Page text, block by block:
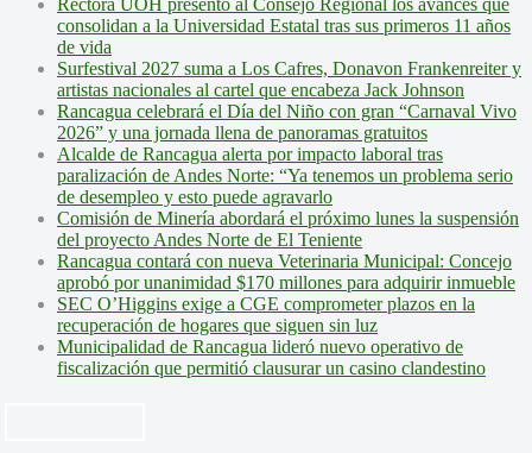
Rectora UOH presentó al Consejo Regional los avances que
consolidan a la Universidad Estatal tras sus primeros 11 años
de vida
Surfestival 2027 suma a Los Cafres, Donavon Frankenreiter y
artistas nacionales al cartel que encabeza Jack Johnson
Rancagua celebrará el Día del Niño con gran “Carnaval Vivo
2026” y una jornada llena de panoramas gratuitos
Alcalde de Rancagua alerta por impacto laboral tras
paralización de Andes Norte: “Ya tenemos un problema serio
de desempleo y esto puede agravarlo
Comisión de Minería abordará el próximo lunes la suspensión
del proyecto Andes Norte de El Teniente
Rancagua contará con nueva Veterinaria Municipal: Concejo
aprobó por unanimidad $170 millones para adquirir inmueble
SEC O’Higgins exige a CGE comprometer plazos en la
recuperación de hogares que siguen sin luz
Municipalidad de Rancagua lideró nuevo operativo de
fiscalización que permitió clausurar un casino clandestino